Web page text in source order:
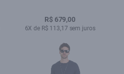
R$ 679,00
6X de R$ 113,17 sem juros